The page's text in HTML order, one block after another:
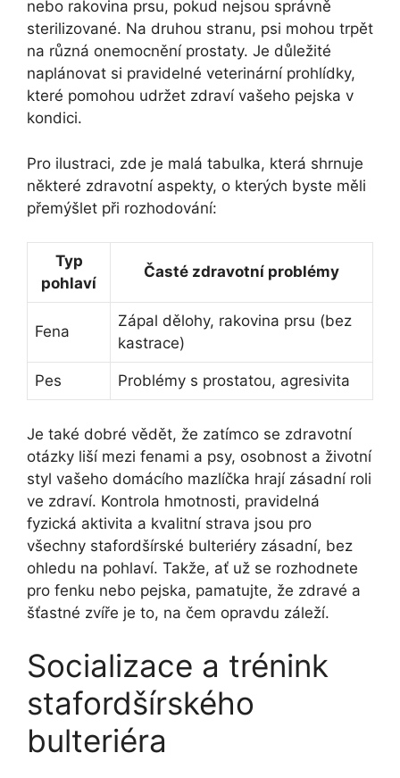
nebo rakovina prsu, pokud nejsou správně
sterilizované. Na druhou stranu, psi mohou trpět
na různá onemocnění prostaty. Je důležité
naplánovat si pravidelné veterinární prohlídky,
které pomohou udržet zdraví vašeho pejska v
kondici.
Pro ilustraci, zde je malá tabulka, která shrnuje
některé zdravotní aspekty, o kterých byste měli
přemýšlet při rozhodování:
Typ
pohlaví
Časté zdravotní problémy
Fena
Zápal dělohy, rakovina prsu (bez
kastrace)
Pes Problémy s prostatou, agresivita
Je také dobré vědět, že zatímco se zdravotní
otázky liší mezi fenami a psy, osobnost a životní
styl vašeho domácího mazlíčka hrají zásadní roli
ve zdraví. Kontrola hmotnosti, pravidelná
fyzická aktivita a kvalitní strava jsou pro
všechny stafordšírské bulteriéry zásadní, bez
ohledu na pohlaví. Takže, ať už se rozhodnete
pro fenku nebo pejska, pamatujte, že zdravé a
šťastné zvíře je to, na čem opravdu záleží.
Socializace a trénink
stafordšírského
bulteriéra